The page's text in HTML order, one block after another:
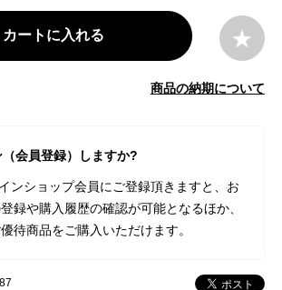
カートに入れる
商品の納期について
（会員登録）しますか?
ンショップ会員にご登録頂きますと、お
録や購入履歴の確認が可能となるほか、
待商品をご購入いただけます。